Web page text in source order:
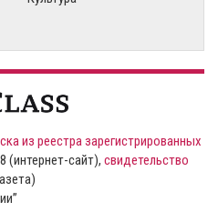
из реестра зарегистрированных
(интернет-сайт), свидетельство